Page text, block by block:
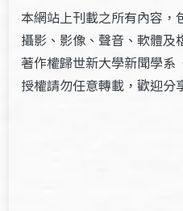
本網站上刊載之所有內容，
攝影、影像、聲音、軟體及
著作權歸世新大學新聞學系
授權請勿任意轉載，歡迎分